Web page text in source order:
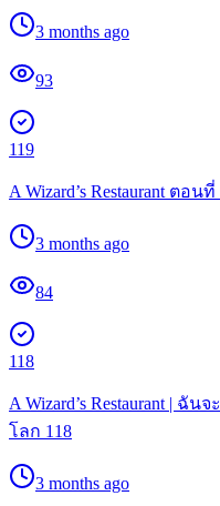
3 months ago
93
119
A Wizard’s Restaurant ตอนที่
3 months ago
84
118
A Wizard’s Restaurant | ฉั
โลก 118
3 months ago